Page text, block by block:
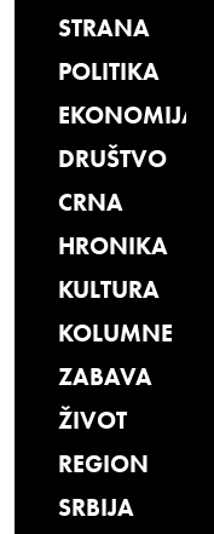
STRANA
POLITIKA
EKONOMIJA
DRUŠTVO
CRNA
HRONIKA
KULTURA
KOLUMNE
ZABAVA
ŽIVOT
REGION
SRBIJA